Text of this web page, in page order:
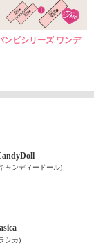
ビシリーズ ワンデ